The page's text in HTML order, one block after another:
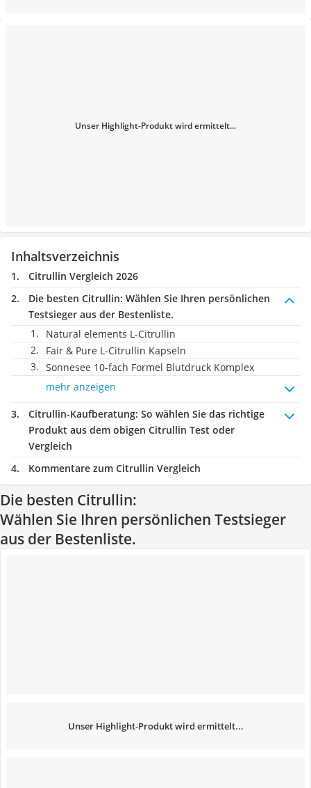
Unser Highlight-Produkt wird ermittelt...
Inhaltsverzeichnis
Citrullin Vergleich 2026
Die besten Citrullin: Wählen Sie Ihren persönlichen
Testsieger aus der Bestenliste.
Natural elements L-Citrullin
Fair & Pure L-Citrullin Kapseln
Sonnesee 10-fach Formel Blutdruck Komplex
mehr anzeigen
Citrullin-Kaufberatung: So wählen Sie das richtige
Produkt aus dem obigen Citrullin Test oder
Vergleich
Kommentare zum Citrullin Vergleich
Die besten Citrullin:
Wählen Sie Ihren persönlichen Testsieger
aus der Bestenliste.
Unser Highlight-Produkt wird ermittelt...